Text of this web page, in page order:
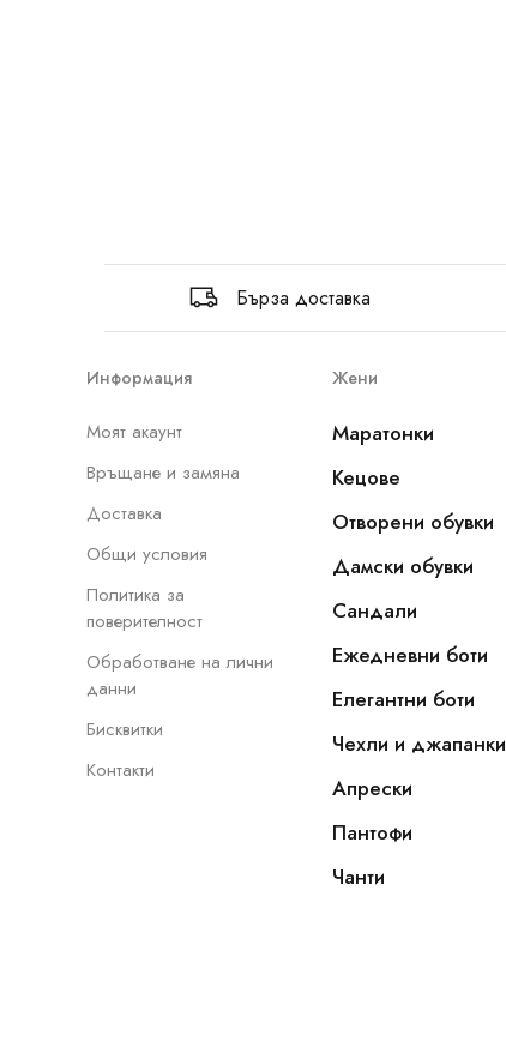
Бърза доставка
Информация
Моят акаунт
Връщане и замяна
Доставка
Общи условия
Политика за
поверителност
Обработване на лични
данни
Бисквитки
Контакти
Жени
Маратонки
Кецове
Отворени обувки
Дамски обувки
Сандали
Ежедневни боти
Елегантни боти
Чехли и джапанки
Апрески
Пантофи
Чанти